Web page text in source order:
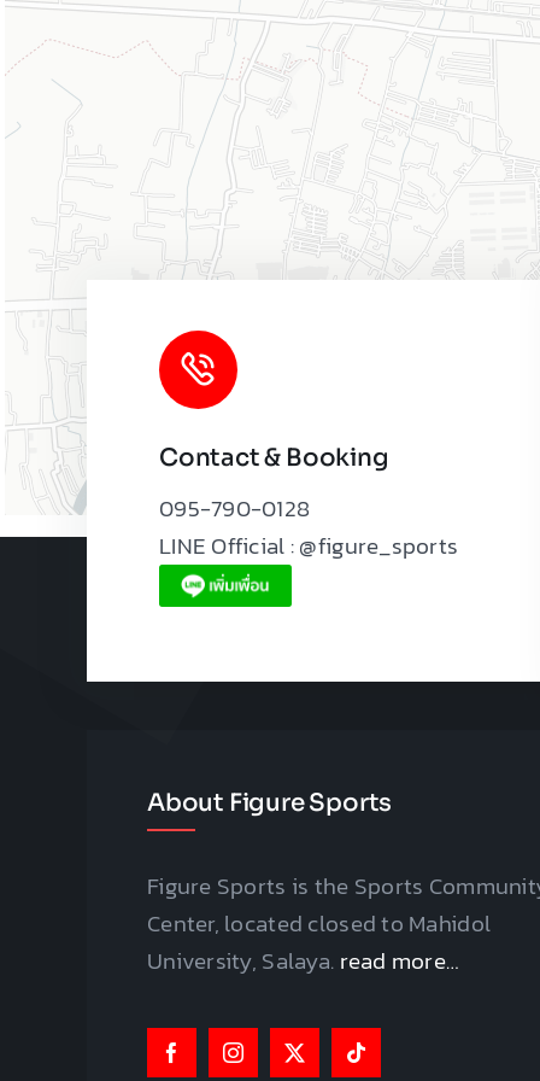
Contact & Booking
095-790-0128
LINE Official : @figure_sports
About Figure Sports
Figure Sports is the Sports
Center, located closed to Mahidol
University, Salaya. read more…